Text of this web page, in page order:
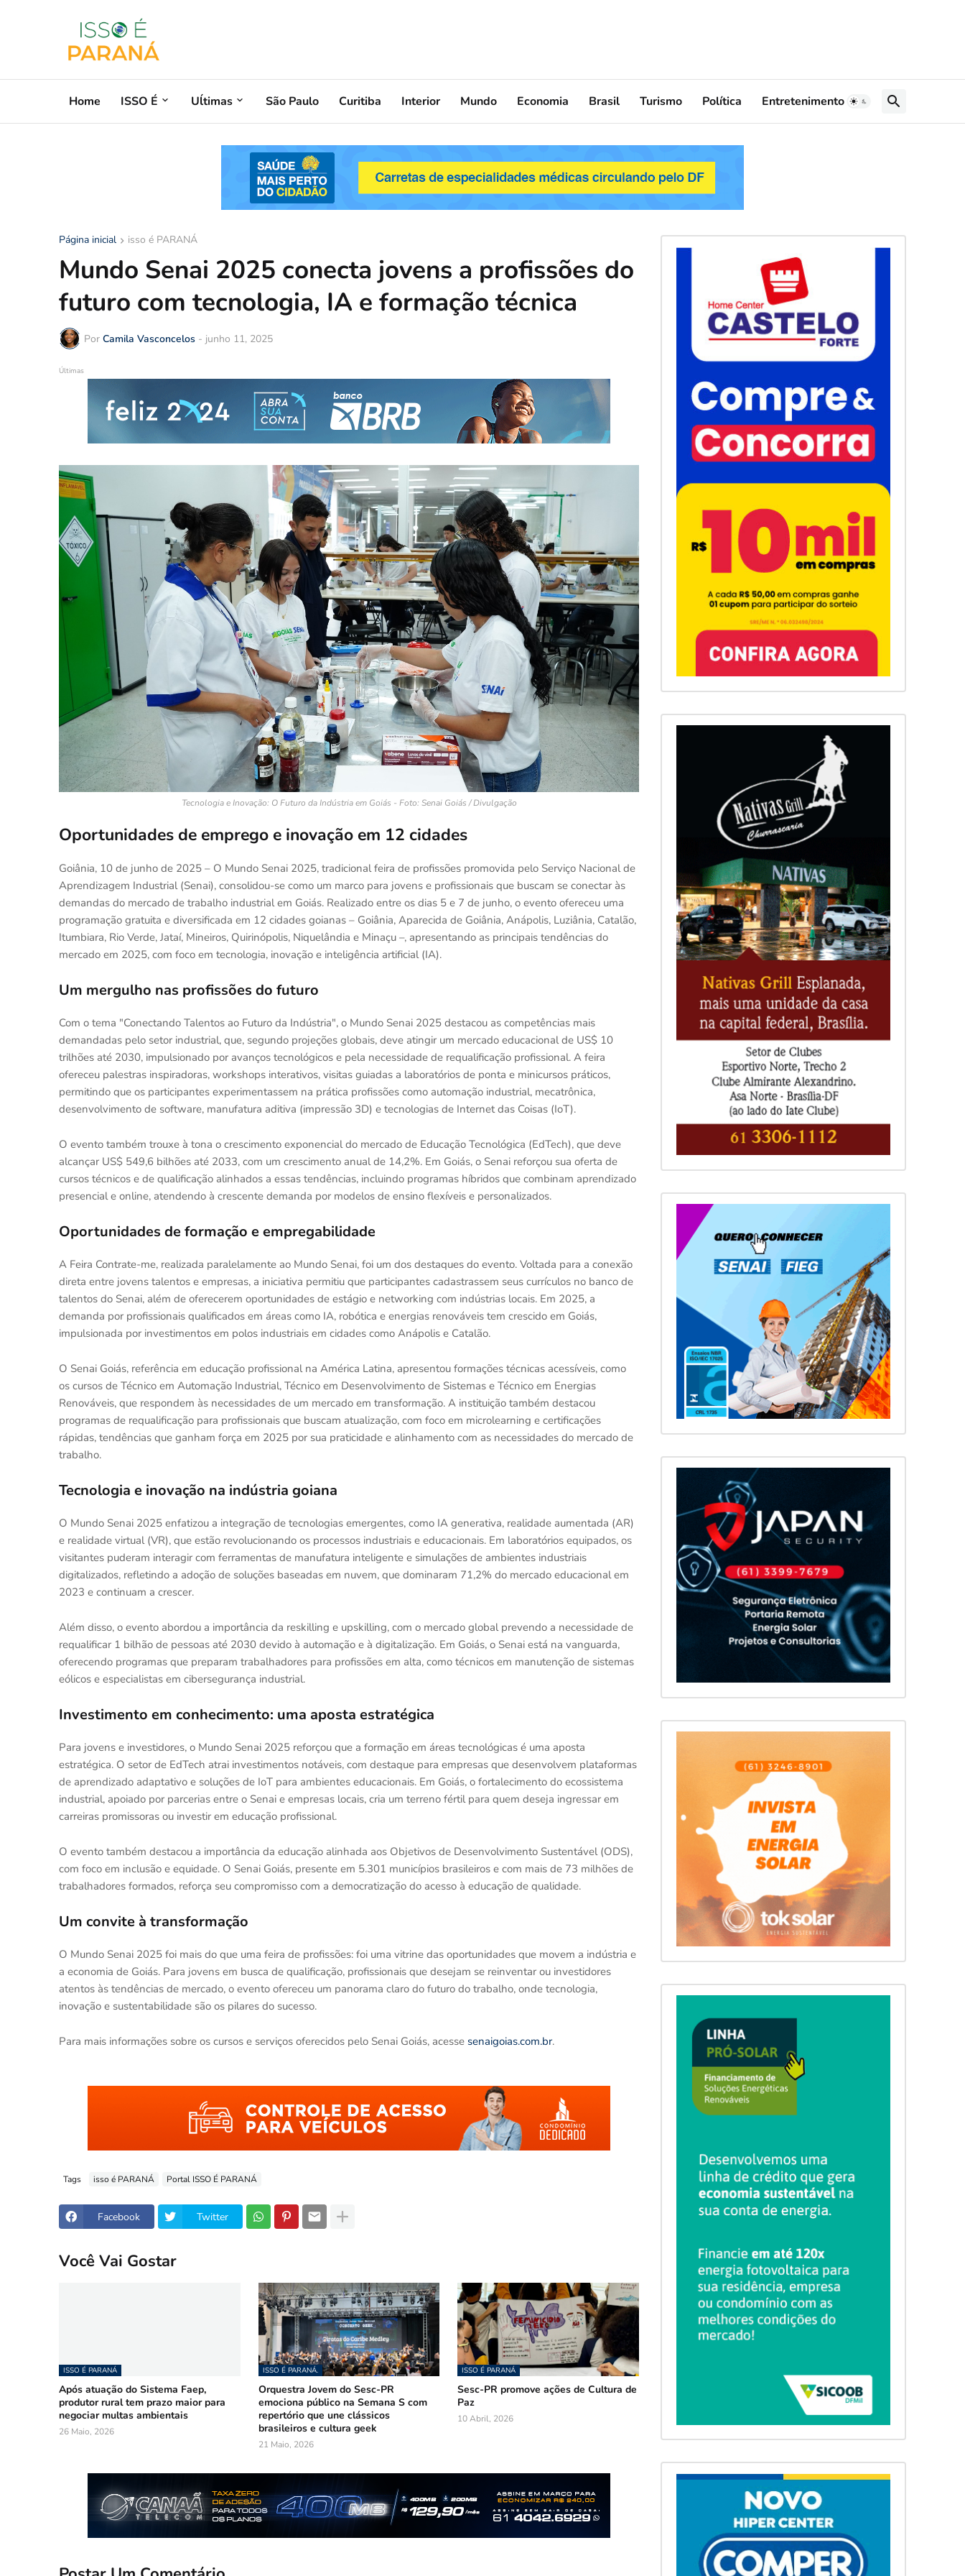
Home ISSO É Uĺtimas São Paulo Curitiba Interior Mundo Economia Brasil Turismo Política Entretenimento
Página inicial isso é PARANÁ
Mundo Senai 2025 conecta jovens a profissões do
futuro com tecnologia, IA e formação técnica
Por Camila Vasconcelos - junho 11, 2025
Últimas
Tecnologia e Inovação: O Futuro da Indústria em Goiás - Foto: Senai Goiás / Divulgação
Oportunidades de emprego e inovação em 12 cidades
Goiânia, 10 de junho de 2025 – O Mundo Senai 2025, tradicional feira de profissões promovida pelo Serviço Nacional de
Aprendizagem Industrial (Senai), consolidou-se como um marco para jovens e profissionais que buscam se conectar às
demandas do mercado de trabalho industrial em Goiás. Realizado entre os dias 5 e 7 de junho, o evento ofereceu uma
programação gratuita e diversificada em 12 cidades goianas – Goiânia, Aparecida de Goiânia, Anápolis, Luziânia, Catalão,
Itumbiara, Rio Verde, Jataí, Mineiros, Quirinópolis, Niquelândia e Minaçu –, apresentando as principais tendências do
mercado em 2025, com foco em tecnologia, inovação e inteligência artificial (IA).
Um mergulho nas profissões do futuro
Com o tema "Conectando Talentos ao Futuro da Indústria", o Mundo Senai 2025 destacou as competências mais
demandadas pelo setor industrial, que, segundo projeções globais, deve atingir um mercado educacional de US$ 10
trilhões até 2030, impulsionado por avanços tecnológicos e pela necessidade de requalificação profissional. A feira
ofereceu palestras inspiradoras, workshops interativos, visitas guiadas a laboratórios de ponta e minicursos práticos,
permitindo que os participantes experimentassem na prática profissões como automação industrial, mecatrônica,
desenvolvimento de software, manufatura aditiva (impressão 3D) e tecnologias de Internet das Coisas (IoT).
O evento também trouxe à tona o crescimento exponencial do mercado de Educação Tecnológica (EdTech), que deve
alcançar US$ 549,6 bilhões até 2033, com um crescimento anual de 14,2%. Em Goiás, o Senai reforçou sua oferta de
cursos técnicos e de qualificação alinhados a essas tendências, incluindo programas híbridos que combinam aprendizado
presencial e online, atendendo à crescente demanda por modelos de ensino flexíveis e personalizados.
Oportunidades de formação e empregabilidade
A Feira Contrate-me, realizada paralelamente ao Mundo Senai, foi um dos destaques do evento. Voltada para a conexão
direta entre jovens talentos e empresas, a iniciativa permitiu que participantes cadastrassem seus currículos no banco de
talentos do Senai, além de oferecerem oportunidades de estágio e networking com indústrias locais. Em 2025, a
demanda por profissionais qualificados em áreas como IA, robótica e energias renováveis tem crescido em Goiás,
impulsionada por investimentos em polos industriais em cidades como Anápolis e Catalão.
O Senai Goiás, referência em educação profissional na América Latina, apresentou formações técnicas acessíveis, como
os cursos de Técnico em Automação Industrial, Técnico em Desenvolvimento de Sistemas e Técnico em Energias
Renováveis, que respondem às necessidades de um mercado em transformação. A instituição também destacou
programas de requalificação para profissionais que buscam atualização, com foco em microlearning e certificações
rápidas, tendências que ganham força em 2025 por sua praticidade e alinhamento com as necessidades do mercado de
trabalho.
Tecnologia e inovação na indústria goiana
O Mundo Senai 2025 enfatizou a integração de tecnologias emergentes, como IA generativa, realidade aumentada (AR)
e realidade virtual (VR), que estão revolucionando os processos industriais e educacionais. Em laboratórios equipados, os
visitantes puderam interagir com ferramentas de manufatura inteligente e simulações de ambientes industriais
digitalizados, refletindo a adoção de soluções baseadas em nuvem, que dominaram 71,2% do mercado educacional em
2023 e continuam a crescer.
Além disso, o evento abordou a importância da reskilling e upskilling, com o mercado global prevendo a necessidade de
requalificar 1 bilhão de pessoas até 2030 devido à automação e à digitalização. Em Goiás, o Senai está na vanguarda,
oferecendo programas que preparam trabalhadores para profissões em alta, como técnicos em manutenção de sistemas
eólicos e especialistas em cibersegurança industrial.
Investimento em conhecimento: uma aposta estratégica
Para jovens e investidores, o Mundo Senai 2025 reforçou que a formação em áreas tecnológicas é uma aposta
estratégica. O setor de EdTech atrai investimentos notáveis, com destaque para empresas que desenvolvem plataformas
de aprendizado adaptativo e soluções de IoT para ambientes educacionais. Em Goiás, o fortalecimento do ecossistema
industrial, apoiado por parcerias entre o Senai e empresas locais, cria um terreno fértil para quem deseja ingressar em
carreiras promissoras ou investir em educação profissional.
O evento também destacou a importância da educação alinhada aos Objetivos de Desenvolvimento Sustentável (ODS),
com foco em inclusão e equidade. O Senai Goiás, presente em 5.301 municípios brasileiros e com mais de 73 milhões de
trabalhadores formados, reforça seu compromisso com a democratização do acesso à educação de qualidade.
Um convite à transformação
O Mundo Senai 2025 foi mais do que uma feira de profissões: foi uma vitrine das oportunidades que movem a indústria e
a economia de Goiás. Para jovens em busca de qualificação, profissionais que desejam se reinventar ou investidores
atentos às tendências de mercado, o evento ofereceu um panorama claro do futuro do trabalho, onde tecnologia,
inovação e sustentabilidade são os pilares do sucesso.
Para mais informações sobre os cursos e serviços oferecidos pelo Senai Goiás, acesse senaigoias.com.br.
Tags isso é PARANÁ Portal ISSO É PARANÁ
Facebook Twitter
Você Vai Gostar
ISSO É PARANÁ
Após atuação do Sistema Faep,
produtor rural tem prazo maior para
negociar multas ambientais
26 Maio, 2026
ISSO É PARANÁ.
Orquestra Jovem do Sesc-PR
emociona público na Semana S com
repertório que une clássicos
brasileiros e cultura geek
21 Maio, 2026
ISSO É PARANÁ
Sesc-PR promove ações de Cultura de
Paz
10 Abril, 2026